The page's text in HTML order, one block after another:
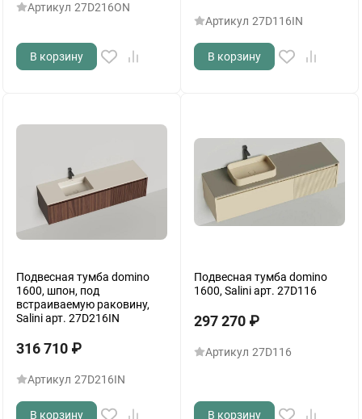
Артикул 27D216ON
В корзину
Артикул 27D116IN
В корзину
Подвесная тумба domino
1600, шпон, под
встраиваемую раковину,
Salini арт. 27D216IN
316 710 ₽
Артикул 27D216IN
В корзину
Подвесная тумба domino
1600, Salini арт. 27D116
297 270 ₽
Артикул 27D116
В корзину